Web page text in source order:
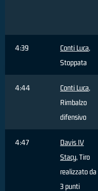
4:39 Conti Luca,
Stoppata
4:44 Conti Luca,
Rimbalzo
difensivo
4:47
Davis IV
Stacy, Tiro
realizzato da
3 punti